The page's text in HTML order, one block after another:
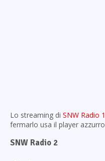
Lo streaming di SNW Radio 1
fermarlo usa il player azzurro
SNW Radio 2